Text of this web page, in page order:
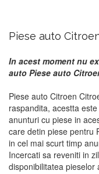
Piese auto
In acest moment nu
auto Piese auto
Piese auto Citroen
raspandita, acestta
anunturi cu piese in
care detin piese pentru
in cel mai scurt timp
Incercati sa reveniti in
disponibilitatea pieselor